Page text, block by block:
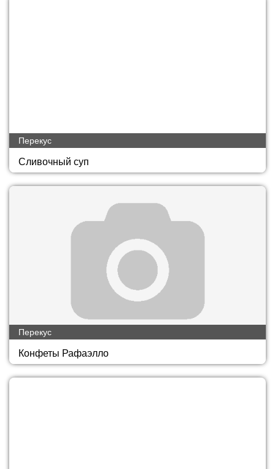
Сливочный суп
Перекус
Конфеты Рафаэлло
Перекус